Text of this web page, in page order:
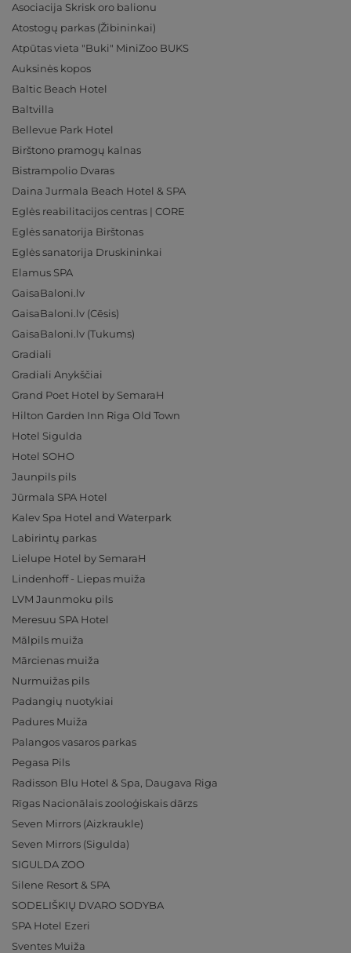
Asociacija Skrisk oro balionu
Atostogų parkas (Žibininkai)
Atpūtas vieta "Buki" MiniZoo BUKS
Auksinės kopos
Baltic Beach Hotel
Baltvilla
Bellevue Park Hotel
Birštono pramogų kalnas
Bistrampolio Dvaras
Daina Jurmala Beach Hotel & SPA
Eglės reabilitacijos centras | CORE
Eglės sanatorija Birštonas
Eglės sanatorija Druskininkai
Elamus SPA
GaisaBaloni.lv
GaisaBaloni.lv (Cēsis)
GaisaBaloni.lv (Tukums)
Gradiali
Gradiali Anykščiai
Grand Poet Hotel by SemaraH
Hilton Garden Inn Riga Old Town
Hotel Sigulda
Hotel SOHO
Jaunpils pils
Jūrmala SPA Hotel
Kalev Spa Hotel and Waterpark
Labirintų parkas
Lielupe Hotel by SemaraH
Lindenhoff - Liepas muiža
LVM Jaunmoku pils
Meresuu SPA Hotel
Mālpils muiža
Mārcienas muiža
Nurmuižas pils
Padangių nuotykiai
Padures Muiža
Palangos vasaros parkas
Pegasa Pils
Radisson Blu Hotel & Spa, Daugava Riga
Rīgas Nacionālais zooloģiskais dārzs
Seven Mirrors (Aizkraukle)
Seven Mirrors (Sigulda)
SIGULDA ZOO
Silene Resort & SPA
SODELIŠKIŲ DVARO SODYBA
SPA Hotel Ezeri
Sventes Muiža